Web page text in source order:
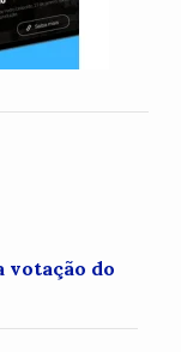
votação do